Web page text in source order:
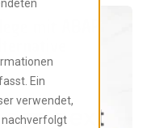
Ein
verwendet,
nachverfolgt